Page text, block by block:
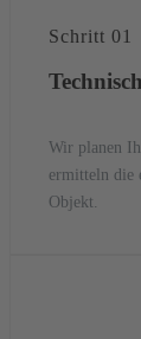
Schritt 01
Wir planen
ermitteln die
Objekt.